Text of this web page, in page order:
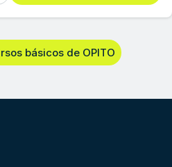
básicos de OPITO